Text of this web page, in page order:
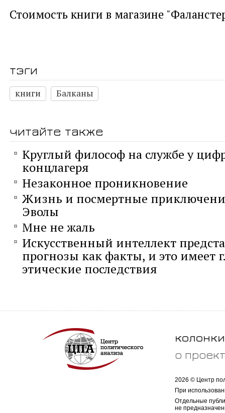
Стоимость книги в магазине
тэги
книги Балканы
читайте также
Круглый философ на службе у
концлагеря
Незаконное проникновение
Жизнь и посмертные
Эволы
Мне не жаль
Искусственный интеллект
прогнозы как факты, и это имеет
этические последствия
колонки
о
2026 © Центр
При
Отдельные
не